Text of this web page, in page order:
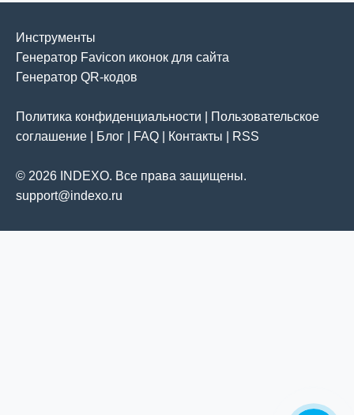
Инструменты
Генератор Favicon иконок для сайта
Генератор QR-кодов
Политика конфиденциальности
Пользовательское
соглашение
Блог FAQ Контакты RSS
© 2026 INDEXO. Все права защищены.
support@indexo.ru